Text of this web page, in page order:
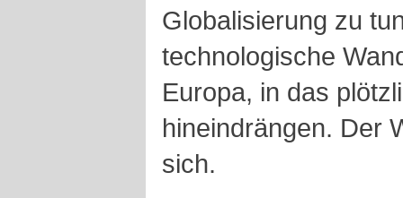
Globalisierung zu
technologische
Europa, in das
hineindrängen. Der
sich.